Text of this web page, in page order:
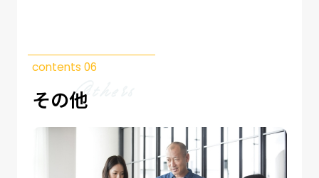
contents 06
その他